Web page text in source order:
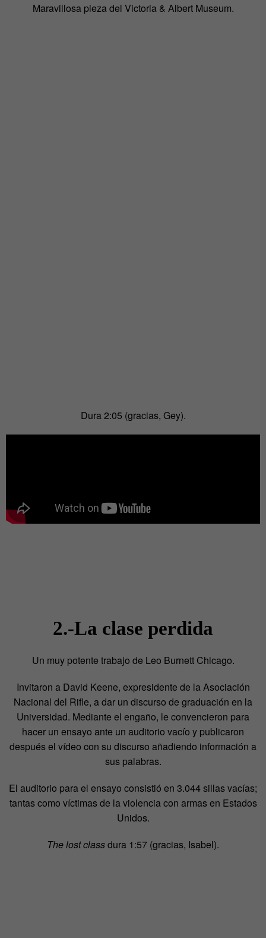
Maravillosa pieza del Victoria & Albert Museum.
Dura 2:05 (gracias, Gey).
2.-La clase perdida
Un muy potente trabajo de Leo Burnett Chicago.
Invitaron a David Keene, expresidente de la Asociación
Nacional del Rifle, a dar un discurso de graduación en la
Universidad. Mediante el engaño, le convencieron para
hacer un ensayo ante un auditorio vacío y publicaron
después el vídeo con su discurso añadiendo información a
sus palabras.
El auditorio para el ensayo consistió en 3.044 sillas vacías;
tantas como víctimas de la violencia con armas en Estados
Unidos.
The lost classdura 1:57 (gracias, Isabel).